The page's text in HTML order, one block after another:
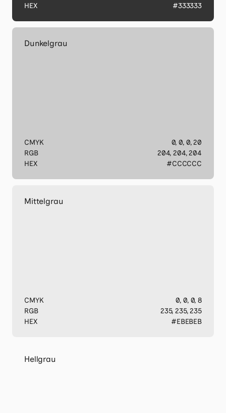
HEX
#333333
Dunkelgrau
CMYK
0, 0, 0, 20
RGB
204, 204, 204
HEX
#CCCCCC
Mittelgrau
CMYK
0, 0, 0, 8
RGB
235, 235, 235
HEX
#EBEBEB
Hellgrau